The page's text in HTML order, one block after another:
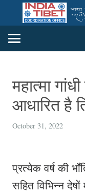
महात्मा
आधारित है
October 31, 2022
प्रत्येक वर्ष की
सहित विभिन्न देषों